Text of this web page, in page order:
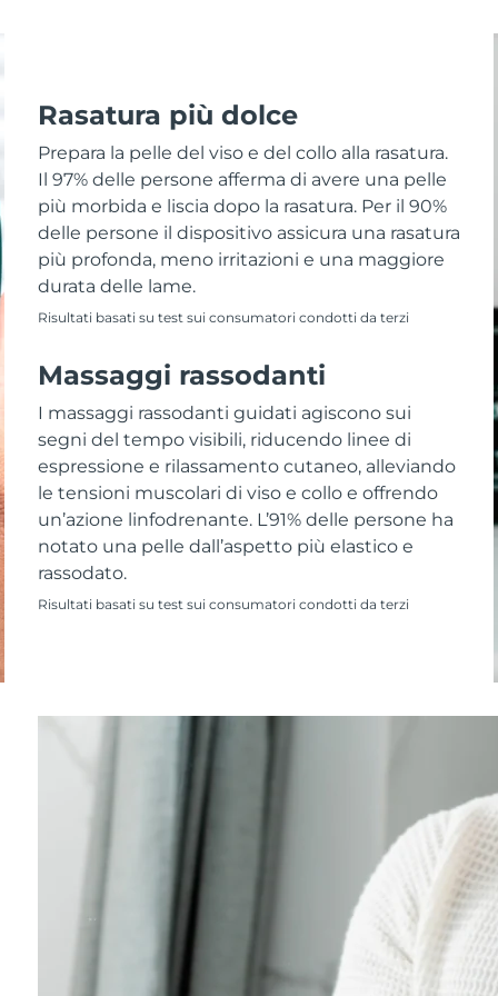
Rasatura più dolce
Prepara la pelle del viso e del collo alla rasatura.
Il 97% delle persone afferma di avere una pelle
più morbida e liscia dopo la rasatura. Per il 90%
delle persone il dispositivo assicura una rasatura
più profonda, meno irritazioni e una maggiore
durata delle lame.
Risultati basati su test sui consumatori condotti da terzi
Massaggi rassodanti
I massaggi rassodanti guidati agiscono sui
segni del tempo visibili, riducendo linee di
espressione e rilassamento cutaneo, alleviando
le tensioni muscolari di viso e collo e offrendo
un’azione linfodrenante. L’91% delle persone ha
notato una pelle dall’aspetto più elastico e
rassodato.
Risultati basati su test sui consumatori condotti da terzi